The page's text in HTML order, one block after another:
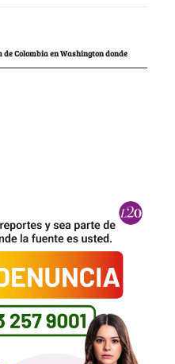
de Colombia en Washington donde